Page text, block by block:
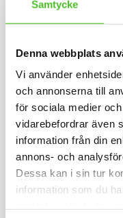
Samtycke
Denna webbplats
Vi använder
och annonserna till
för sociala medier
vidarebefordrar även
information från din
annons- och
Dessa kan i sin tur
information som du
Mössa med Tysk
Mössa i bomull/elastan
siluettmotiv av en Tysk
Mössan finns i flera
159SEK
INFO